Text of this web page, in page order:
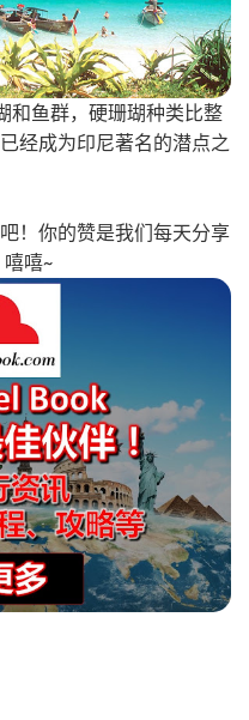
和鱼群，硬珊瑚种类比整
经成为印尼著名的潜点之
！你的赞是我们每天分享
嘻~